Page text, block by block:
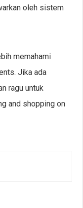
oleh sistem
memahami
Jika ada
ragu untuk
and shopping on